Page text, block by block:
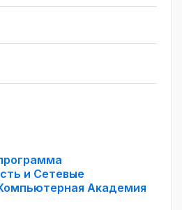
обучения в Академии
и Сетевые
Академия